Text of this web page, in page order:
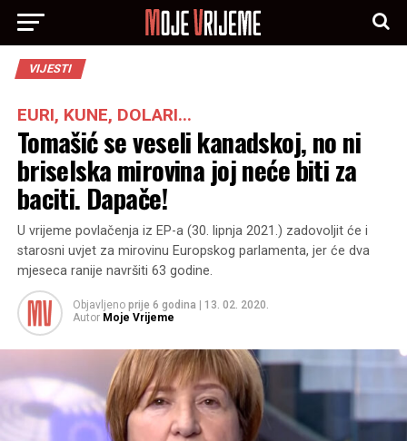
VIJESTI
EURI, KUNE, DOLARI...
Tomašić se veseli kanadskoj, no ni
briselska mirovina joj neće biti za
baciti. Dapače!
U vrijeme povlačenja iz EP-a (30. lipnja 2021.) zadovoljit će i
starosni uvjet za mirovinu Europskog parlamenta, jer će dva
mjeseca ranije navršiti 63 godine.
Objavljeno prije 6 godina
13. 02. 2020.
Autor Moje Vrijeme